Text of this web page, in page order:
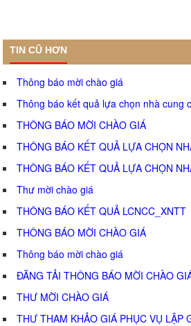
TIN CŨ HƠN
Thông báo mời chào giá
Thông báo kết quả lựa chọn nhà cung
THÔNG BÁO MỜI CHÀO GIÁ
THÔNG BÁO KẾT QUẢ LỰA CHỌN
THÔNG BÁO KẾT QUẢ LỰA CHỌN
Thư mời chào giá
THÔNG BÁO KẾT QUẢ LCNCC_XNTT
THÔNG BÁO MỜI CHÀO GIÁ
Thông báo mời chào giá
ĐĂNG TẢI THÔNG BÁO MỜI CHÀO
THƯ MỜI CHÀO GIÁ
THƯ THAM KHẢO GIÁ PHỤC VỤ LẬP